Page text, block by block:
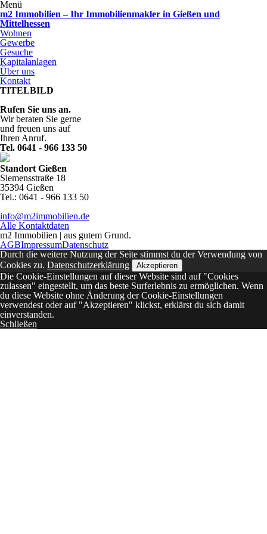
Menü
m2 Immobilien – Ihr Immobilienmakler in Gießen und
Mittelhessen
Wohnen
Gewerbe
Gesuche
Kapitalanlagen
Über uns
Kontakt
TITELBILD
Rufen Sie uns an.
Wir beraten Sie gerne
und freuen uns auf
Ihren Anruf.
Tel. 0641 - 966 133 50
Standort Gießen
Siemensstraße 18
35394 Gießen
Tel.: 0641 - 966 133 50
info@m2immobilien.de
Alle Kontaktdaten
m2 Immobilien | aus gutem Grund.
AGBImpressumDatenschutz
Durch die weitere Nutzung der Seite stimmst du der Verwendung von
Cookies zu. Datenschutzerklärung Akzeptieren
Die Cookie-Einstellungen auf dieser Website sind auf "Cookies
zulassen" eingestellt, um das beste Surferlebnis zu ermöglichen. Wenn
du diese Website ohne Änderung der Cookie-Einstellungen
verwendest oder auf "Akzeptieren" klickst, erklärst du sich damit
einverstanden.
Schließen